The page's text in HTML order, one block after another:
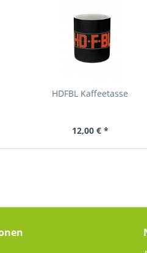
HDFBL Kaffeetasse
12,00 € *